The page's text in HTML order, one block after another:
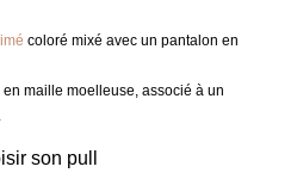
coloré mixé avec un pantalon en
en maille moelleuse, associé à un
son pull